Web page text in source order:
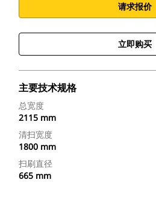
请求报价
立即购买
主要技术规格
总宽度
2115 mm
清扫宽度
1800 mm
扫刷直径
665 mm